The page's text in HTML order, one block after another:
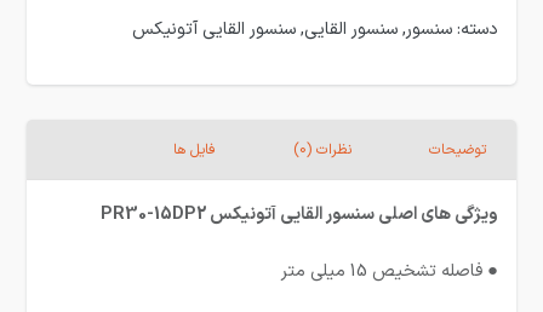
دسته:سنسور,سنسور القایی,سنسور القایی آتونیکس
توضیحات نظرات (0) فایل ها
ویژگی های اصلی سنسور القایی آتونیکس PR30-15DP2
● فاصله تشخیص 15 میلی متر